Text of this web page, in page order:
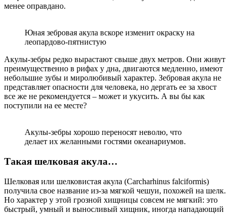
менее оправдано.
Юная зебровая акула вскоре изменит окраску на
леопардово-пятнистую
Акулы-зебры редко вырастают свыше двух метров. Они живут
преимущественно в рифах у дна, двигаются медленно, имеют
небольшие зубы и миролюбивый характер. Зебровая акула не
представляет опасности для человека, но дергать ее за хвост
все же не рекомендуется – может и укусить. А вы бы как
поступили на ее месте?
Акулы-зебры хорошо переносят неволю, что
делает их желанными гостями океанариумов.
Такая шелковая акула…
Шелковая или шелковистая акула (Carcharhinus falciformis)
получила свое название из-за мягкой чешуи, похожей на шелк.
Но характер у этой грозной хищницы совсем не мягкий: это
быстрый, умный и выносливый хищник, иногда нападающий